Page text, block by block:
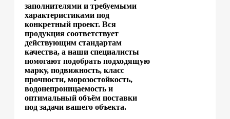
заполнителями и требуемыми
характеристиками под
конкретный проект. Вся
продукция соответствует
действующим стандартам
качества, а наши специалисты
помогают подобрать подходящую
марку, подвижность, класс
прочности, морозостойкость,
водонепроницаемость и
оптимальный объём поставки
под задачи вашего объекта.